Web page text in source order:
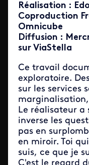
Réalisation :
Coproduction
Omnicube
Diffusion :
sur ViaStella
Ce travail
exploratoire.
sur les services
Le réalisateur
inverse les
pas en
en miroir. Toi
suis, ce que je
C'est le regard